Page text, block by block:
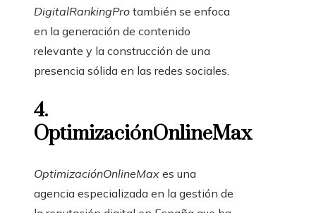
DigitalRankingPro también se enfoca
en la generación de contenido
relevante y la construcción de una
presencia sólida en las redes sociales.
4.
OptimizaciónOnlineMax
OptimizaciónOnlineMax es una
agencia especializada en la gestión de